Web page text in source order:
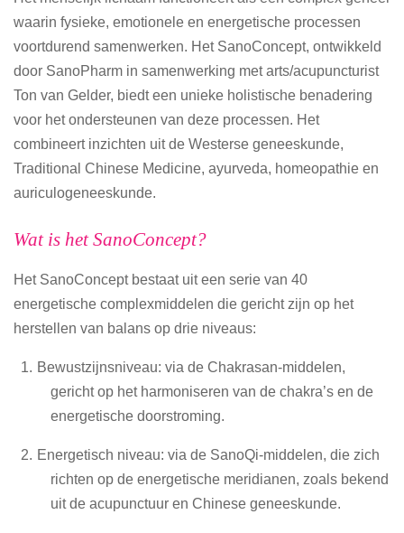
waarin fysieke, emotionele en energetische processen
voortdurend samenwerken. Het SanoConcept, ontwikkeld
door SanoPharm in samenwerking met arts/acupuncturist
Ton van Gelder, biedt een unieke holistische benadering
voor het ondersteunen van deze processen. Het
combineert inzichten uit de Westerse geneeskunde,
Traditional Chinese Medicine, ayurveda, homeopathie en
auriculogeneeskunde.
Wat is het SanoConcept?
Het SanoConcept bestaat uit een serie van 40
energetische complexmiddelen die gericht zijn op het
herstellen van balans op drie niveaus:
Bewustzijnsniveau: via de Chakrasan-middelen,
gericht op het harmoniseren van de chakra’s en de
energetische doorstroming.
Energetisch niveau: via de SanoQi-middelen, die zich
richten op de energetische meridianen, zoals bekend
uit de acupunctuur en Chinese geneeskunde.